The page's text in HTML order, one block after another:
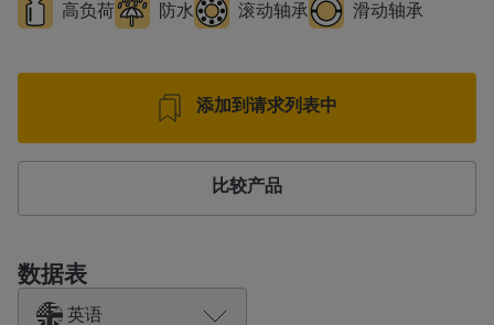
高负荷 防水 滚动轴承 滑动轴承
添加到请求列表中
比较产品
数据表
英语